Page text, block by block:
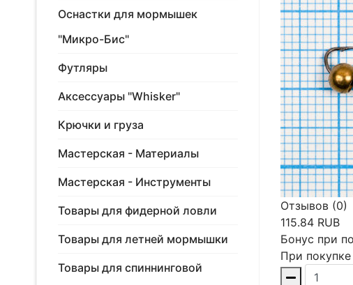
Оснастки для мормышек
"Микро-Бис"
Футляры
Аксессуары "Whisker"
Крючки и груза
Мастерская - Материалы
Мастерская - Инструменты
Товары для фидерной ловли
Товары для летней мормышки
Товары для спиннинговой
Отзывов (0)
115.84 RUB
Бонус при
При